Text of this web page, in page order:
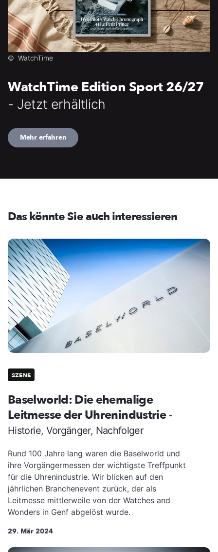
© WatchTime
WatchTime Edition Sport 26/27
- Jetzt erhältlich
Mehr erfahren
Das könnte Sie auch interessieren
SZENE
Baselworld: Die ehemalige
Leitmesse der Uhrenindustrie -
Historie, Vorgänger, Nachfolger
Rund 100 Jahre lang waren die Baselworld und
ihre Vorgängermessen der wichtigste Treffpunkt
für die Uhrenindustrie. Wir blicken auf den
jährlichen Branchenevent zurück, der als
Leitmesse mittlerweile von der Watches and
Wonders in Genf abgelöst wurde.
29. Mär 2024